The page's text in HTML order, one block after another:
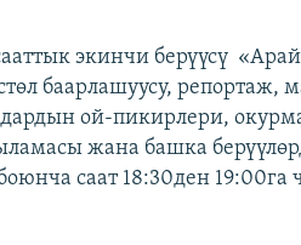
экинчи берүүсү «Арай
баарлашуусу, репортаж,
ой-пикирлери,
жана башка
саат 18:30ден 19:00га